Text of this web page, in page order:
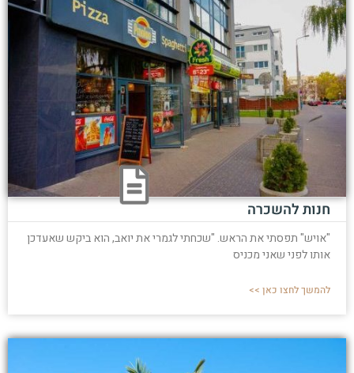
חנות להשכרה
"אויש" תפסתי את הראש. "שכחתי לגמרי את יואב, הוא ביקש שאעדכן
אותו לפני שאני מכניס
להמשך לחצו כאן >>